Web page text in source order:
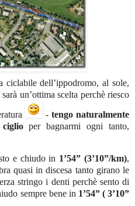
ciclabile dell’ippodromo, al sole,
un’ottima scelta perchè riesco
- tengo naturalmente
per bagnarmi ogni tanto,
e chiudo in 1’54” (3’10”/km),
quasi in discesa tanto girano le
stringo i denti perchè sento di
sempre bene in 1’54” ( 3’10”